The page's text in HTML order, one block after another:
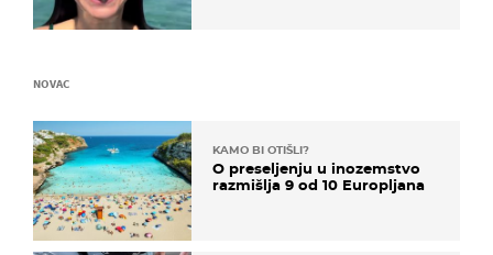
NOVAC
KAMO BI OTIŠLI?
O preseljenju u inozemstvo
razmišlja 9 od 10 Europljana